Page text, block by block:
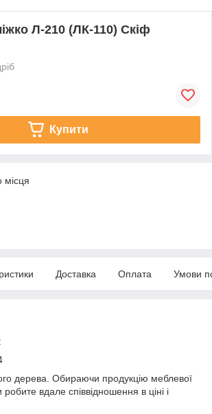
Л-210 (ЛК-110) Скіф
Купити
місця
Доставка Оплата Умови
дерева. Обираючи продукцію меблевої
вдале співвідношення в ціні і